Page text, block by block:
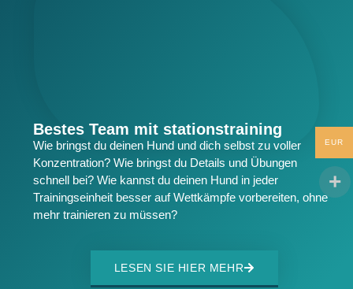
Bestes Team mit stationstraining​
Wie bringst du deinen Hund und dich selbst zu voller
Konzentration? Wie bringst du Details und Übungen
schnell bei? Wie kannst du deinen Hund in jeder
Trainingseinheit besser auf Wettkämpfe vorbereiten, ohne
mehr trainieren zu müssen?
LESEN SIE HIER MEHR
EUR